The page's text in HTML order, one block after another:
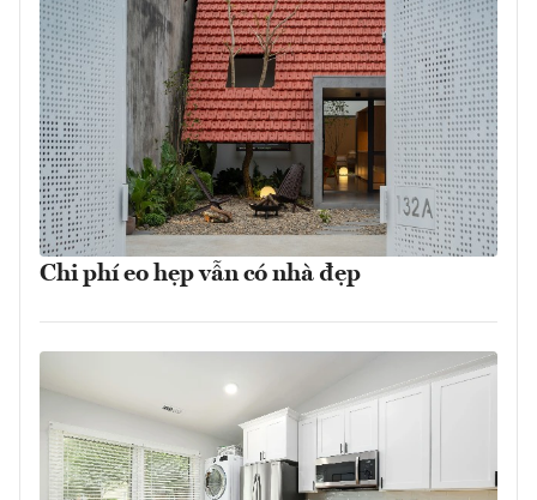
Chi phí eo hẹp vẫn có nhà đẹp